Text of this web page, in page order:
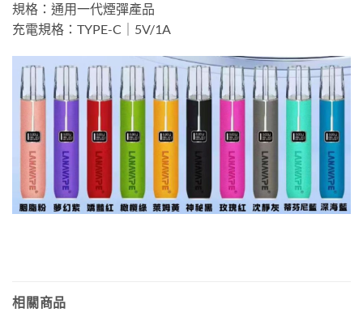
規格：通用一代煙彈產品
充電規格：TYPE-C｜5V/1A
相關商品